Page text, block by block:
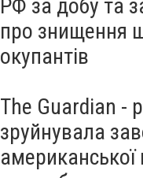
РФ за добу та
про знищення
окупантів
The Guardian -
зруйнувала
американської